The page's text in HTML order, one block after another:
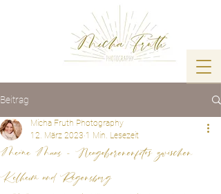
Beitrag
Meine Maus - Neugeborenenfotos zwischen
Kelheim und Regensburg
Micha Fruth Photography
12. März 2023 1 Min. Lesezeit